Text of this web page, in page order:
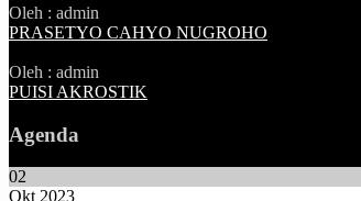
Oleh : admin
PRASETYO CAHYO NUGROHO
Oleh : admin
PUISI AKROSTIK
Agenda
02
Okt 2023